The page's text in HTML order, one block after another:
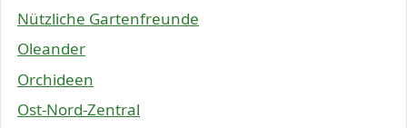
Nützliche Gartenfreunde
Oleander
Orchideen
Ost-Nord-Zentral